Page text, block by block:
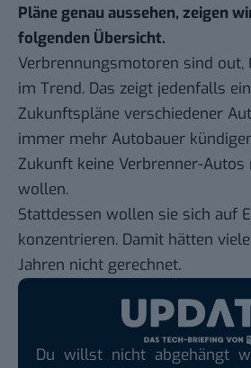
Pläne genau aussehen, zeigen
folgenden Übersicht.
Verbrennungsmotoren sind out,
im Trend. Das zeigt jedenfalls
Zukunftspläne verschiedener
immer mehr Autobauer
Zukunft keine Verbrenner-Autos
wollen.
Stattdessen wollen sie sich auf
konzentrieren. Damit hätten
Jahren nicht gerechnet.
Du willst nicht abgehängt